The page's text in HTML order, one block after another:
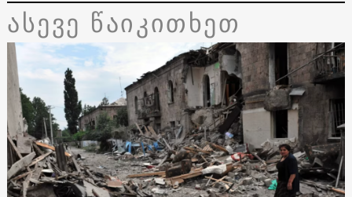
ასევე წაიკითხეთ